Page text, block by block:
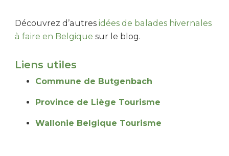
Découvrez d’autres idées de balades hivernales
à faire en Belgique sur le blog.
Liens utiles
Commune de Butgenbach
Province de Liège Tourisme
Wallonie Belgique Tourisme